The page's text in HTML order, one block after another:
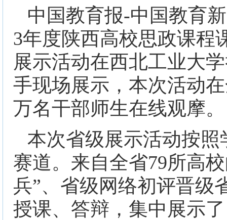
中国教育报-中国教育
3年度陕西高校思政课程
展示活动在西北工业大
手现场展示，本次活动
万名干部师生在线观摩。
本次省级展示活动按
赛道。来自全省79所高
兵”、省级网络初评晋级
授课、答辩，集中展示